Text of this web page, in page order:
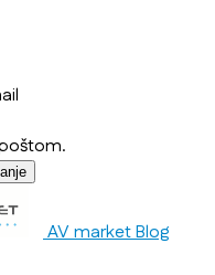
AV market Blog